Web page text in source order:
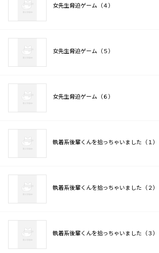
女先生脅迫ゲーム（４）
女先生脅迫ゲーム（５）
女先生脅迫ゲーム（６）
執着系後輩くんを拾っちゃいました（１）
執着系後輩くんを拾っちゃいました（２）
執着系後輩くんを拾っちゃいました（３）